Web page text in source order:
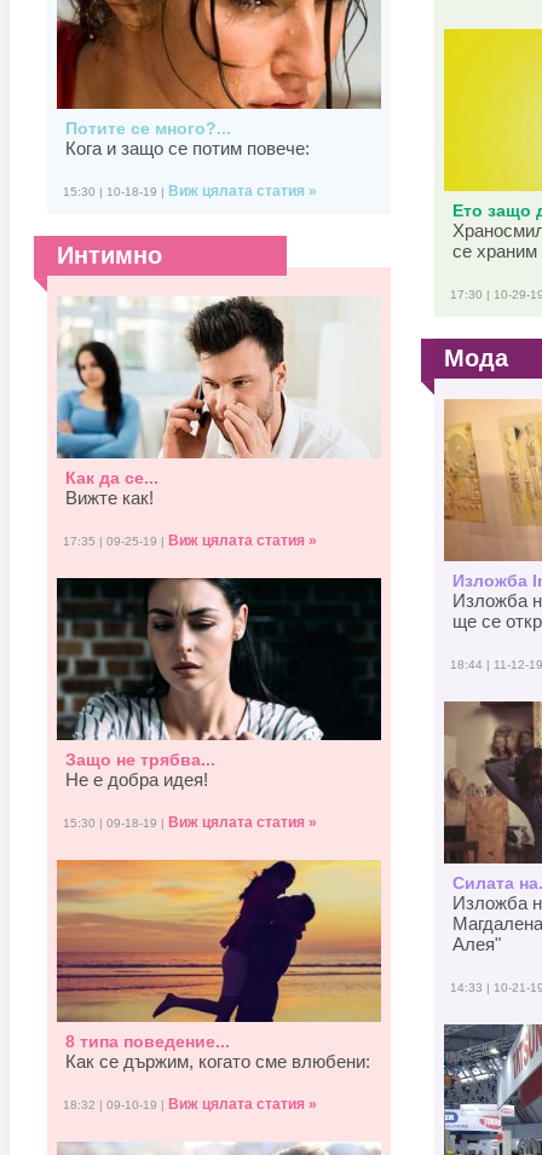
Потите се много?...
Кога и защо се потим повече:
15:30 | 10-18-19 | Виж цялата статия »
Интимно
Как да се...
Вижте как!
17:35 | 09-25-19 | Виж цялата статия »
Защо не трябва...
Не е добра идея!
15:30 | 09-18-19 | Виж цялата статия »
8 типа поведение...
Как се държим, когато смe влюбени:
18:32 | 09-10-19 | Виж цялата статия »
Ето защо
се храним
17:30 | 10-29-
Мода
Изложба
Изложба
ще се
18:44 | 11-12-
Силата
Изложба
Алея"
14:33 | 10-21-